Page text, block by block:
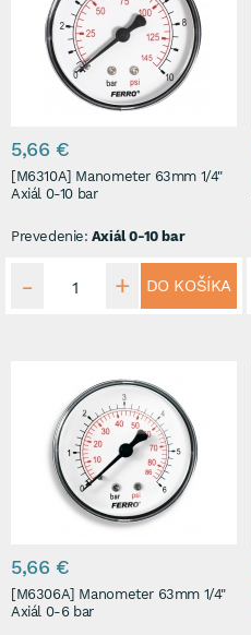
5,66 €
[M6310A] Manometer 63mm 1/4"
Axiál 0-10 bar
Prevedenie: Axiál 0-10 bar
DO KOŠÍKA
5,66 €
[M6306A] Manometer 63mm 1/4"
Axiál 0-6 bar